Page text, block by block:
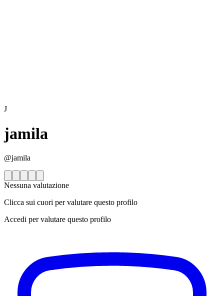
J
jamila
@jamila
Nessuna valutazione
Clicca sui cuori per valutare questo profilo
Accedi per valutare questo profilo